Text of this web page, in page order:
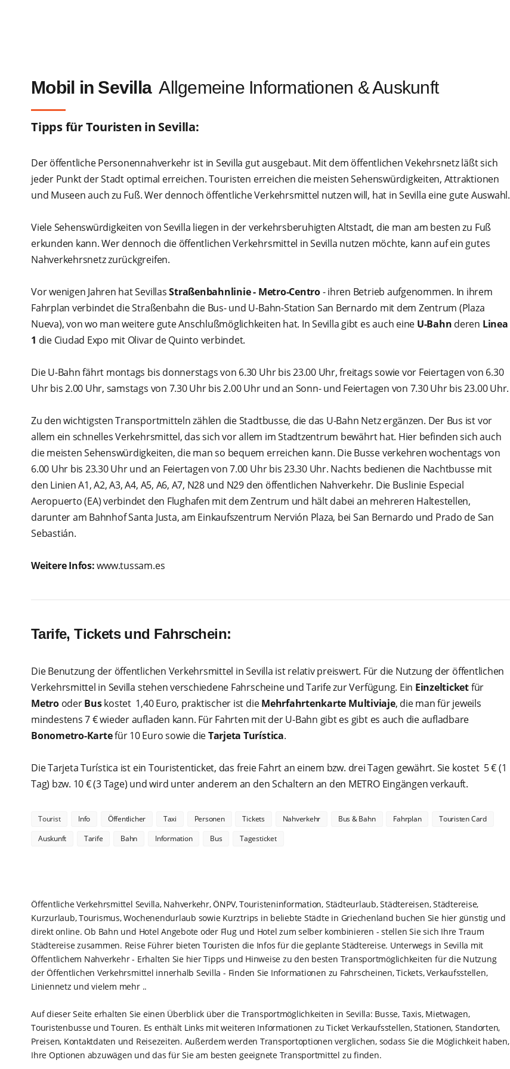
Mobil in Sevilla Allgemeine Informationen & Auskunft
Tipps für Touristen in Sevilla:
Der öffentliche Personennahverkehr ist in Sevilla gut ausgebaut. Mit dem öffentlichen Vekehrsnetz läßt sich
jeder Punkt der Stadt optimal erreichen. Touristen erreichen die meisten Sehenswürdigkeiten, Attraktionen
und Museen auch zu Fuß. Wer dennoch öffentliche Verkehrsmittel nutzen will, hat in Sevilla eine gute Auswahl.
Viele Sehenswürdigkeiten von Sevilla liegen in der verkehrsberuhigten Altstadt, die man am besten zu Fuß
erkunden kann. Wer dennoch die öffentlichen Verkehrsmittel in Sevilla nutzen möchte, kann auf ein gutes
Nahverkehrsnetz zurückgreifen.
Vor wenigen Jahren hat SevillasStraßenbahnlinie - Metro-Centro- ihren Betrieb aufgenommen. In ihrem
Fahrplan verbindet die Straßenbahn die Bus- und U-Bahn-Station San Bernardo mit dem Zentrum (Plaza
Nueva), von wo man weitere gute Anschlußmöglichkeiten hat. In Sevilla gibt es auch eine U-Bahn deren Linea
1 die Ciudad Expo mit Olivar de Quinto verbindet.
Die U-Bahn fährt montags bis donnerstags von 6.30 Uhr bis 23.00 Uhr, freitags sowie vor Feiertagen von 6.30
Uhr bis 2.00 Uhr, samstags von 7.30 Uhr bis 2.00 Uhr und an Sonn- und Feiertagen von 7.30 Uhr bis 23.00 Uhr.
Zu den wichtigsten Transportmitteln zählen die Stadtbusse, die das U-Bahn Netz ergänzen. Der Bus ist vor
allem ein schnelles Verkehrsmittel, das sich vor allem im Stadtzentrum bewährt hat. Hier befinden sich auch
die meisten Sehenswürdigkeiten, die man so bequem erreichen kann. Die Busse verkehren wochentags von
6.00 Uhr bis 23.30 Uhr und an Feiertagen von 7.00 Uhr bis 23.30 Uhr. Nachts bedienen die Nachtbusse mit
den Linien A1, A2, A3, A4, A5, A6, A7, N28 und N29 den öffentlichen Nahverkehr. Die Buslinie Especial
Aeropuerto (EA) verbindet den Flughafen mit dem Zentrum und hält dabei an mehreren Haltestellen,
darunter am Bahnhof Santa Justa, am Einkaufszentrum Nervión Plaza, bei San Bernardo und Prado de San
Sebastián.
Weitere Infos: www.tussam.es
Tarife, Tickets und Fahrschein:
Die Benutzung der öffentlichen Verkehrsmittel in Sevilla ist relativ preiswert. Für die Nutzung der öffentlichen
Verkehrsmittel in Sevilla stehen verschiedene Fahrscheine und Tarife zur Verfügung. Ein Einzelticketfür
MetrooderBuskostet 1,40 Euro, praktischer ist dieMehrfahrtenkarte Multiviaje, die man für jeweils
mindestens 7 € wieder aufladen kann. Für Fahrten mit der U-Bahn gibt es gibt es auch die aufladbare
Bonometro-Kartefür 10 Euro sowie dieTarjeta Turística.
Die Tarjeta Turística ist ein Touristenticket, das freie Fahrt an einem bzw. drei Tagen gewährt. Sie kostet 5 € (1
Tag) bzw. 10 € (3 Tage) und wird unter anderem an den Schaltern an den METRO Eingängen verkauft.
Tourist Info Öffentlicher Taxi Personen Tickets Nahverkehr Bus & Bahn Fahrplan
Touristen Card
Auskunft
Tarife Bahn Information Bus Tagesticket
Öffentliche Verkehrsmittel Sevilla, Nahverkehr, ÖNPV, Touristeninformation, Städteurlaub, Städtereisen, Städtereise,
Kurzurlaub, Tourismus, Wochenendurlaub sowie Kurztrips in beliebte Städte in Griechenland buchen Sie hier günstig und
direkt online. Ob Bahn und Hotel Angebote oder Flug und Hotel zum selber kombinieren - stellen Sie sich Ihre Traum
Städtereise zusammen. Reise Führer bieten Touristen die Infos für die geplante Städtereise. Unterwegs in Sevilla mit
Öffentlichem Nahverkehr - Erhalten Sie hier Tipps und Hinweise zu den besten Transportmöglichkeiten für die Nutzung
der Öffentlichen Verkehrsmittel innerhalb Sevilla - Finden Sie Informationen zu Fahrscheinen, Tickets, Verkaufsstellen,
Liniennetz und vielem mehr ..
Auf dieser Seite erhalten Sie einen Überblick über die Transportmöglichkeiten in Sevilla: Busse, Taxis, Mietwagen,
Touristenbusse und Touren. Es enthält Links mit weiteren Informationen zu Ticket Verkaufsstellen, Stationen, Standorten,
Preisen, Kontaktdaten und Reisezeiten. Außerdem werden Transportoptionen verglichen, sodass Sie die Möglichkeit haben,
Ihre Optionen abzuwägen und das für Sie am besten geeignete Transportmittel zu finden.